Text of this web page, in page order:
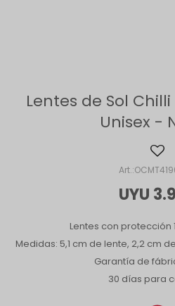
Lentes de Sol
Unisex -
UYU
Lentes con protección
Medidas: 5,1 cm de lente, 2,2 cm
Garantía de
30 días para